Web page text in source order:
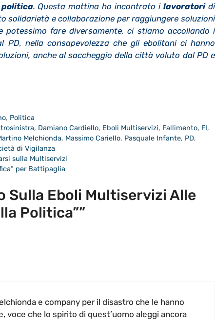
. Questa mattina ho incontrato ilavoratoridi
solidarietà e collaborazione per raggiungere soluzioni
fare diversamente, ci stiamo accollando i
nella consapevolezza che gli ebolitani ci hanno
anche al saccheggio della città voluto dal PD e
, Politica
, Damiano Cardiello, Eboli Multiservizi, Fallimento, FI,
Melchionda, Massimo Cariello, Pasquale Infante, PD,
di Vigilanza
sulla Multiservizi
per Battipaglia
Sulla Eboli Multiservizi Alle
Politica””
e company per il disastro che le hanno
voce che lo spirito di quest’uomo aleggi ancora